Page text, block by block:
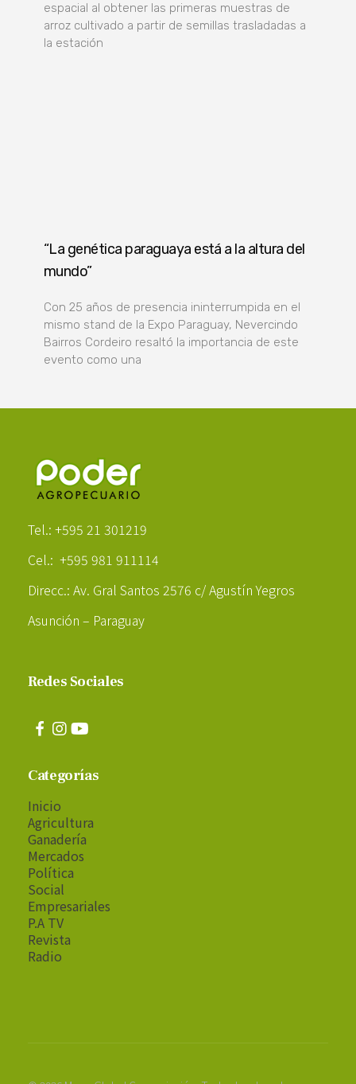
espacial al obtener las primeras muestras de
arroz cultivado a partir de semillas trasladadas a
la estación
“La genética paraguaya está a la altura del
mundo”
Con 25 años de presencia ininterrumpida en el
mismo stand de la Expo Paraguay, Nevercindo
Bairros Cordeiro resaltó la importancia de este
evento como una
Tel.: +595 21 301219
Cel.: +595 981 911114
Direcc.: Av. Gral Santos 2576 c/ Agustín Yegros
Asunción – Paraguay
Redes Sociales
Categorías
Inicio
Agricultura
Ganadería
Mercados
Política
Social
Empresariales
P.A TV
Revista
Radio